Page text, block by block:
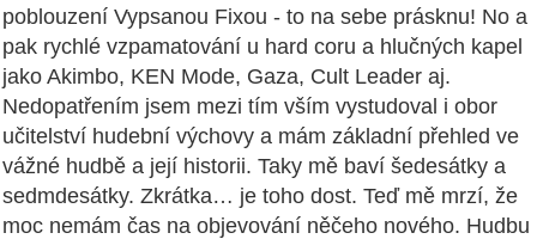
poblouzení Vypsanou Fixou - to na sebe prásknu! No a
pak rychlé vzpamatování u hard coru a hlučných kapel
jako Akimbo, KEN Mode, Gaza, Cult Leader aj.
Nedopatřením jsem mezi tím vším vystudoval i obor
učitelství hudební výchovy a mám základní přehled ve
vážné hudbě a její historii. Taky mě baví šedesátky a
sedmdesátky. Zkrátka… je toho dost. Teď mě mrzí, že
moc nemám čas na objevování něčeho nového. Hudbu